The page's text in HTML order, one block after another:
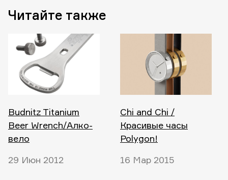
Читайте также
Budnitz Titanium
Beer Wrench/Алко-
вело
29 Июн 2012
Chi and Chi /
Красивые часы
Polygon!
16 Мар 2015